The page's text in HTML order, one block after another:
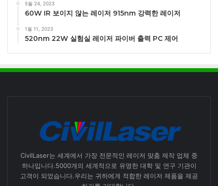
5월 24, 2023
60W IR 보이지 않는 레이저 915nm 강력한 레이저
1월 11, 2023
520nm 22W 실험실 레이저 파이버 출력 PC 제어
CivilLaser는 세계에서 가장 전문적인 레이저 맞춤 제작 업체 중
하나입니다.5000개의 세계적으로 유명한 대학 및 연구 기관이
고객이 되었습니다.우리는 귀하에게 적합한 레이저 제품을 제공